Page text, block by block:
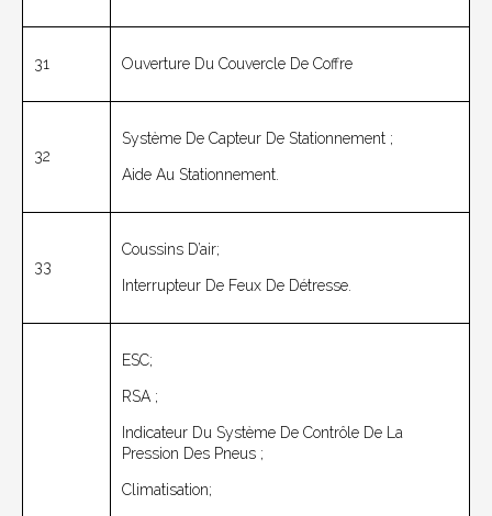
31 Ouverture Du Couvercle De Coffre
32
Système De Capteur De Stationnement ;
Aide Au Stationnement.
33
Coussins D’air;
Interrupteur De Feux De Détresse.
ESC;
RSA ;
Indicateur Du Système De Contrôle De La
Pression Des Pneus ;
Climatisation;